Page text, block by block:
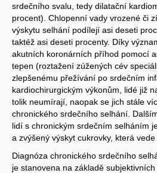
srdečního svalu, tedy dilatační
procent). Chlopenní vady vrozené či
výskytu selhání podílejí asi deseti
taktéž asi deseti procenty. Díky
akutních koronárních příhod pomocí
tepen (roztažení zúžených cév
zlepšenému přežívání po srdečním
kardiochirurgickým výkonům, lidé již
tolik neumírají, naopak se jich stále
chronického srdečního selhání.
lidí s chronickým srdečním selháním
a zvýšený výskyt cukrovky, která
Diagnóza chronického srdečního
je stanovena na základě